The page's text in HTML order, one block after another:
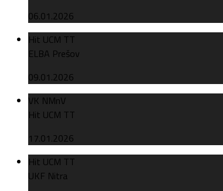
06.01.2026
Hit UCM TT
ELBA Prešov
09.01.2026
VK NMnV
Hit UCM TT
17.01.2026
Hit UCM TT
UKF Nitra